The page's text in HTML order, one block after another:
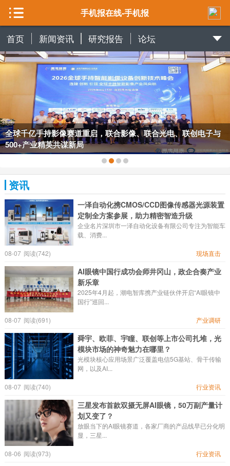
手机报在线-手机报
首页 新闻资讯 研究报告 论坛
全球千亿手持影像赛道重启，联合影像、联合光电、联创电子与
500+产业精英共谋新局
资讯
一泽自动化携CMOS/CCD图像传感器光源装置
定制全方案参展，助力精密智造升级
企业名片深圳市一泽自动化设备有限公司专注为智能车
载、消费...
08-07 阅读(742) 现场直击
AI眼镜中国行成功会师井冈山，政企合奏产业
新乐章
2025年4月起，潮电智库携产业链伙伴开启“AI眼镜中
国行”巡回...
08-07 阅读(691) 产业调研
舜宇、欧菲、宇瞳、联创等上市公司扎堆，光
模块市场的神奇魅力在哪里？
光模块核心应用场景广泛覆盖电信5G基站、骨干传输
网，以及AI...
08-07 阅读(740) 行业资讯
三星发布首款双摄无屏AI眼镜，50万副产量计
划又变了？
放眼当下的AI眼镜赛道，各家厂商的产品线早已分化明
显，三星...
08-06 阅读(973) 行业资讯